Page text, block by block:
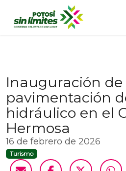
Inauguración de
pavimentación
hidráulico en el
Hermosa
16 de febrero de 2026
Turismo